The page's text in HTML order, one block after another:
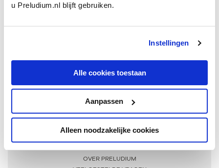
u Preludium.nl blijft gebruiken.
Instellingen
Alle cookies toestaan
Aanpassen
Alleen noodzakelijke cookies
Meer informatie
OVER PRELUDIUM